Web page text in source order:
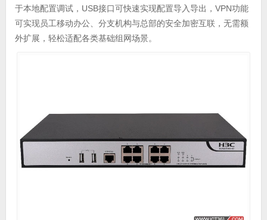
于本地配置调试，USB接口可快速实现配置导入导出，VPN功能
可实现员工移动办公、分支机构与总部的安全加密互联，无需额
外扩展，轻松适配各类基础组网场景。